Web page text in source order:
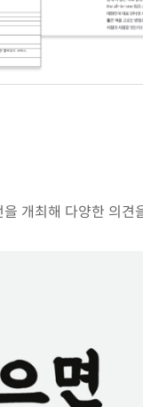
개최해 다양한 의견